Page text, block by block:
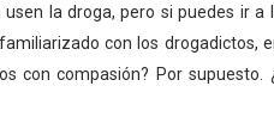
la droga, pero si puedes ir a
con los drogadictos,
con compasión? Por supuesto.